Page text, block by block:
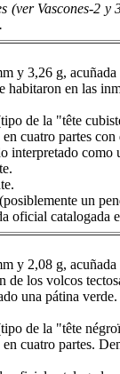
(ver Vascones-2 y
y 3,26 g,
habitaron en las
de la "tête
cuatro partes con
interpretado como
un
oficial catalogada
y 2,08 g,
de los volcos
una pátina verde.
de la "tête
cuatro partes.